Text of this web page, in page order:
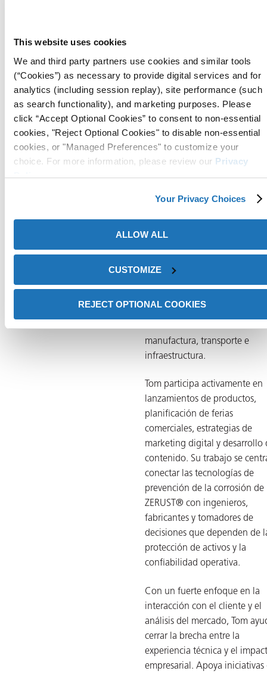
This website uses cookies
We and third party partners use cookies and similar tools
(“Cookies”) as necessary to provide digital services and for
analytics (including session replay), site performance (such
as search functionality), and marketing purposes. Please
click “Accept Optional Cookies” to consent to non-essential
cookies, "Reject Optional Cookies" to disable non-essential
cookies, or "Managed Preferences" to customize your
choice. For more information, please review our Privacy
Policy.
Your Privacy Choices
ALLOW ALL
CUSTOMIZE
REJECT OPTIONAL COOKIES
claros y efectivos para
industriales.
En su función, Tom lidera
iniciativas estratégicas de
marketing que promueven el
portafolio global de
ZERUST®, incluyendo
sostenibles de empaque VCI,
recubrimientos preventivos
limpieza industrial. Trabaja
estrechamente con equipos
técnicos, líderes de ventas y
internacionales para
de los clientes en industrias
manufactura, transporte e
infraestructura.
Tom participa activamente en
lanzamientos de productos,
planificación de ferias
comerciales, estrategias de
marketing digital y desarrollo
contenido. Su trabajo se
conectar las tecnologías de
prevención de la corrosión de
ZERUST® con ingenieros,
fabricantes y tomadores de
decisiones que dependen de
protección de activos y la
confiabilidad operativa.
Con un fuerte enfoque en la
interacción con el cliente y el
análisis del mercado, Tom
cerrar la brecha entre la
experiencia técnica y el
empresarial. Apoya iniciativas